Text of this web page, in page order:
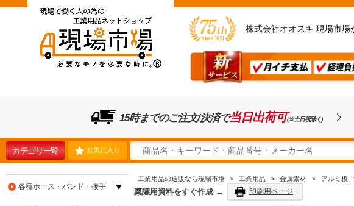
株式会社オオスキ 現場市場
15時までのご注文/決済で当日出荷可(※土日祝除く)
カテゴリ一覧 お気に入り
工業用品の通販なら現場市場 > 工業用品 > 金属素材 > アルミ板
稟議用資料をすぐ作成 → 印刷用ページ
各種ホース・バンド・接手